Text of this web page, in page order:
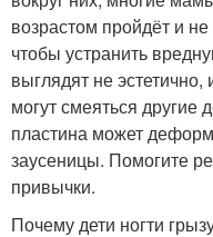
возрастом пройдёт и
чтобы устранить
выглядят не
могут смеяться другие
пластина может
заусеницы. Помогите
привычки.
Почему дети ногти